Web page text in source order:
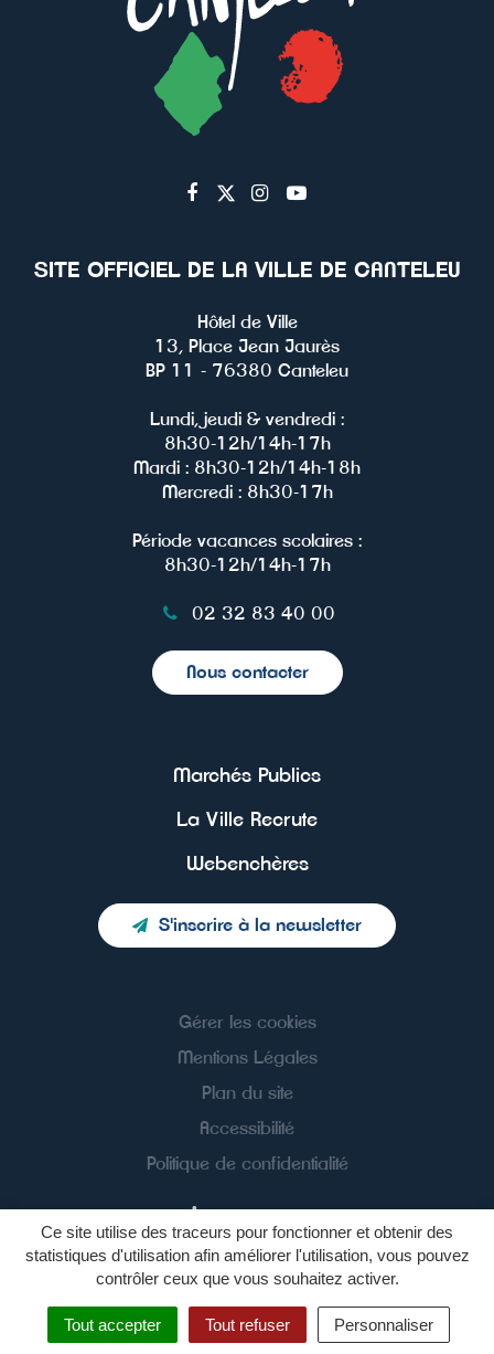
Ce site utilise des traceurs pour fonctionner et obtenir des
statistiques d'utilisation afin améliorer l'utilisation, vous pouvez
contrôler ceux que vous souhaitez activer.
Tout accepter Tout refuser Personnaliser
Lien
le
Facebook
Lien
le
Twitter
Lien
le
Instagram
Lien
la
Youtube
SITE OFFICIEL DE LA VILLE DE CANTELEU
Hôtel de Ville
13, Place Jean Jaurès
BP 11 - 76380 Canteleu
Lundi, jeudi & vendredi :
8h30-12h/14h-17h
Mardi : 8h30-12h/14h-18h
Mercredi : 8h30-17h
Période vacances scolaires :
8h30-12h/14h-17h
02 32 83 40 00
Nous contacter
Marchés Publics
La Ville Recrute
Webenchères
S'inscrire à la newsletter
Gérer les cookies
Mentions Légales
Plan du site
Accessibilité
Politique de confidentialité